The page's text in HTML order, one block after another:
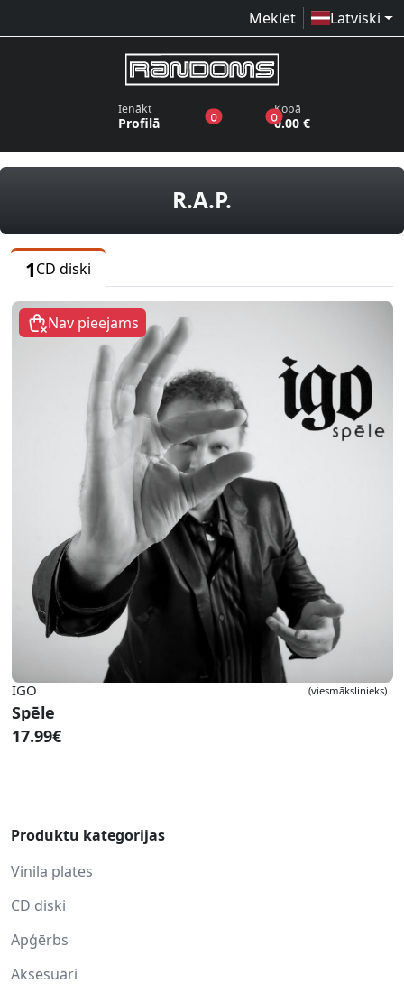
Meklēt Latviski
Ienākt
Profilā 0produkti vēlmju sarakstā
0produkti grozā
Kopā
0.00 €
R.A.P.
1CD diski
Nav pieejams
IGO (viesmākslinieks)
Spēle
17.99€
Produktu kategorijas
Vinila plates
CD diski
Apģērbs
Aksesuāri